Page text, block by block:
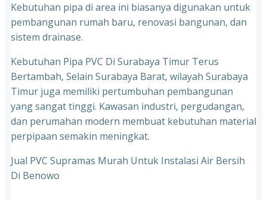
Kebutuhan pipa di area ini biasanya digunakan untuk
pembangunan rumah baru, renovasi bangunan, dan
sistem drainase.
Kebutuhan Pipa PVC Di Surabaya Timur Terus
Bertambah, Selain Surabaya Barat, wilayah Surabaya
Timur juga memiliki pertumbuhan pembangunan
yang sangat tinggi. Kawasan industri, pergudangan,
dan perumahan modern membuat kebutuhan material
perpipaan semakin meningkat.
Jual PVC Supramas Murah Untuk Instalasi Air Bersih
Di Benowo